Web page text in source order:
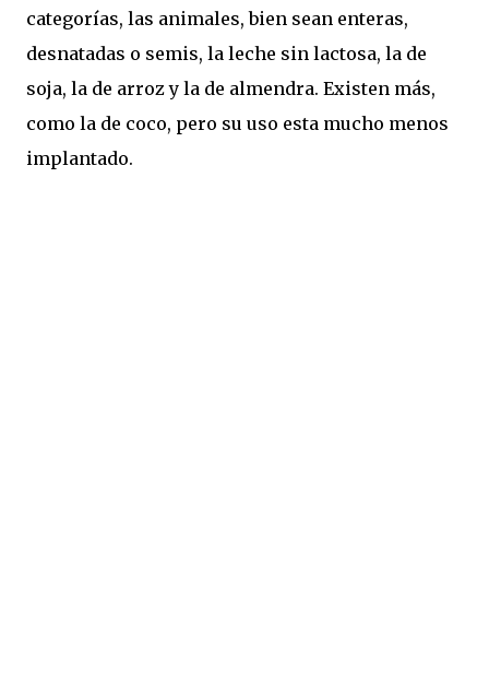
categorías, las animales, bien sean enteras,
desnatadas o semis, la leche sin lactosa, la de
soja, la de arroz y la de almendra. Existen más,
como la de coco, pero su uso esta mucho menos
implantado.